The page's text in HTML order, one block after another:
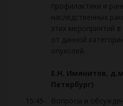
профилактики и
наследственных
этих мероприятий
от данной
опухолей.
Е.Н. Имянитов,
Петербург)
15:45-
Вопросы и